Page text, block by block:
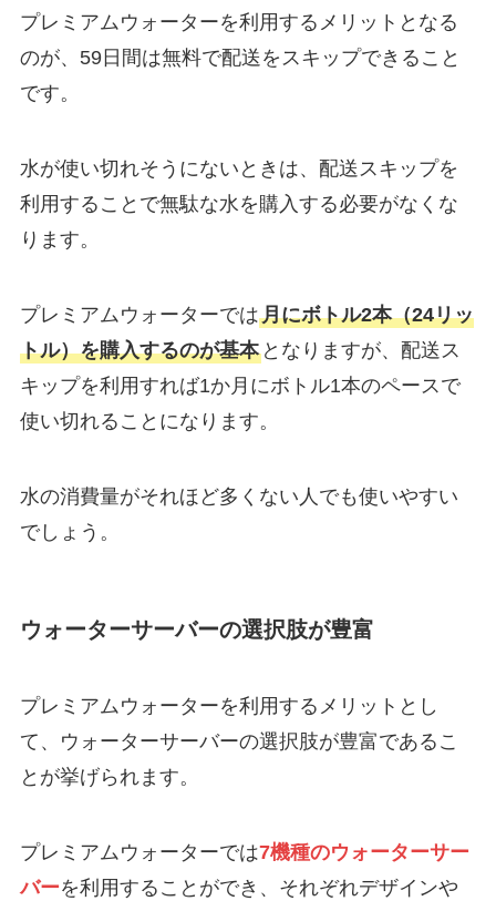
プレミアムウォーターを利用するメリットとなる
のが、59日間は無料で配送をスキップできること
です。
水が使い切れそうにないときは、配送スキップを
利用することで無駄な水を購入する必要がなくな
ります。
プレミアムウォーターでは月にボトル2本（24リッ
トル）を購入するのが基本となりますが、配送ス
キップを利用すれば1か月にボトル1本のペースで
使い切れることになります。
水の消費量がそれほど多くない人でも使いやすい
でしょう。
ウォーターサーバーの選択肢が豊富
プレミアムウォーターを利用するメリットとし
て、ウォーターサーバーの選択肢が豊富であるこ
とが挙げられます。
プレミアムウォーターでは7機種のウォーターサー
バーを利用することができ、それぞれデザインや